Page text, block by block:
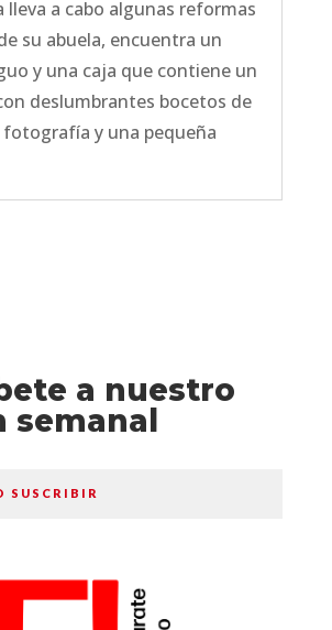
lleva a cabo algunas reformas
su abuela, encuentra un
y una caja que contiene un
deslumbrantes bocetos de
y una pequeña
a nuestro
semanal
SUSCRIBIR